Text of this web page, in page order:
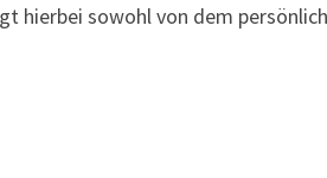
hierbei sowohl von dem